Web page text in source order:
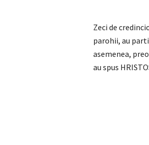
Zeci de
parohii, au
asemenea,
au spus